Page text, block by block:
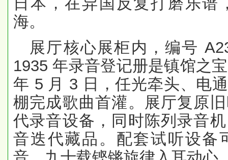
海。
展厅核心展柜内，编号
1935 年录音登记册是镇馆之
年 5 月 3 日，任光牵头、电
棚完成歌曲首灌。展厅复原
代录音设备，同时陈列录音
音迭代藏品。配套试听设备